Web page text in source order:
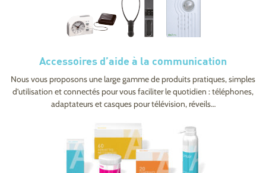
Accessoires d’aide à la communication
Nous vous proposons une large gamme de produits pratiques, simples
d’utilisation et connectés pour vous faciliter le quotidien : téléphones,
adaptateurs et casques pour télévision, réveils…